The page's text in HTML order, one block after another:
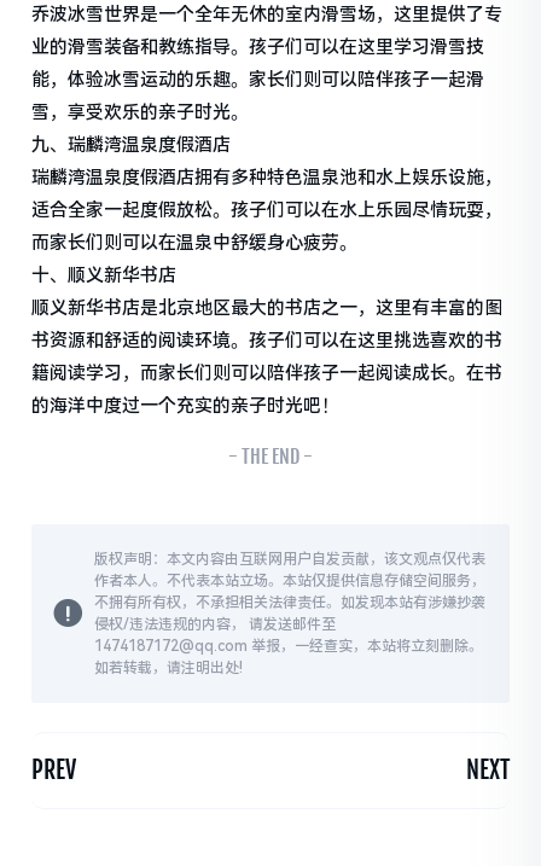
乔波冰雪世界是一个全年无休的室内滑雪场，这里提供了专
业的滑雪装备和教练指导。孩子们可以在这里学习滑雪技
能，体验冰雪运动的乐趣。家长们则可以陪伴孩子一起滑
雪，享受欢乐的亲子时光。
九、瑞麟湾温泉度假酒店
瑞麟湾温泉度假酒店拥有多种特色温泉池和水上娱乐设施，
适合全家一起度假放松。孩子们可以在水上乐园尽情玩耍，
而家长们则可以在温泉中舒缓身心疲劳。
十、顺义新华书店
顺义新华书店是北京地区最大的书店之一，这里有丰富的图
书资源和舒适的阅读环境。孩子们可以在这里挑选喜欢的书
籍阅读学习，而家长们则可以陪伴孩子一起阅读成长。在书
的海洋中度过一个充实的亲子时光吧！
- THE END -
版权声明：本文内容由互联网用户自发贡献，该文观点仅代表
作者本人。不代表本站立场。本站仅提供信息存储空间服务，
不拥有所有权，不承担相关法律责任。如发现本站有涉嫌抄袭
侵权/违法违规的内容， 请发送邮件至
1474187172@qq.com 举报，一经查实，本站将立刻删除。
如若转载，请注明出处!
PREV NEXT